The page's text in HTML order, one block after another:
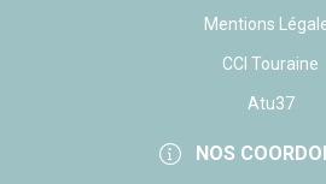
Mentions
CCI Touraine
Atu37
NOS